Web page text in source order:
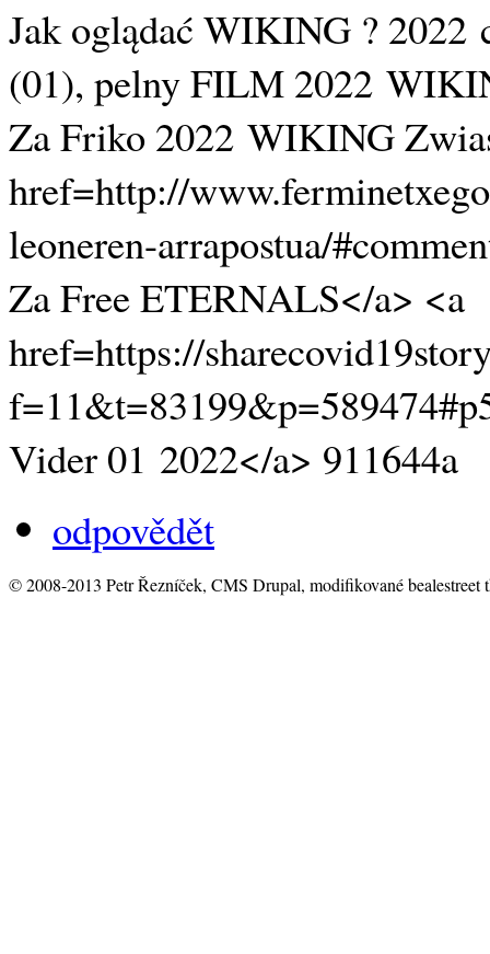
Jak oglądać WIKING ?
(01), pelny FILM 2022
Za Friko 2022 WIKING
href=http://
leoneren-arrapostua/
Za Free ETERNALS</a> <a
href=https://
Vider 01 2022</a> 911644a
odpovědět
© 2008-2013 Petr Řezníček, CMS Drupal, modifikované bealestreet